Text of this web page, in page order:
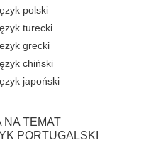
polski
turecki
grecki
chiński
japoński
NA TEMAT
PORTUGALSKI